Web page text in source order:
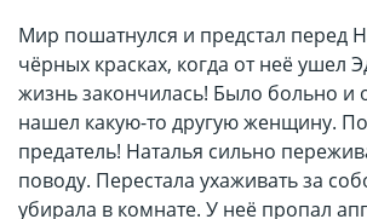
Мир пошатнулся и предстал перед
чёрных красках, когда от неё ушел
жизнь закончилась! Было больно и
нашел какую-то другую женщину.
предатель! Наталья сильно
поводу. Перестала ухаживать за
убирала в комнате. У неё пропал